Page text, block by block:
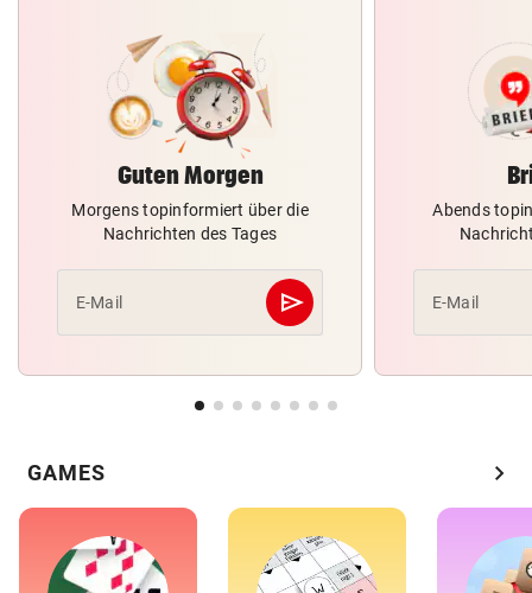
Guten Morgen
Morgens topinformiert über die
Nachrichten des Tages
E-Mail send
Abschicken
Abends
E-Mail
GAMES chevron_right